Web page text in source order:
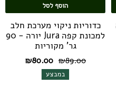
הוסף לסל
כדוריות ניקוי מערכת חלב
למכונת קפה Jura יורה - 90
גר' מקוריות
₪89.00
המחיר
המקורי
היה:
₪80.00
במבצע